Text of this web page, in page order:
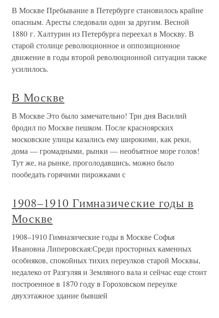
В Москве Пребывание в Петербурге становилось крайне
опасным. Аресты следовали один за другим. Весной
1880 г. Халтурин из Петербурга переехал в Москву. В
старой столице революционное и оппозиционное
движение в годы второй революционной ситуации также
усилилось.
В Москве
В Москве Это было замечательно! Три дня Василий
бродил по Москве пешком. После красноярских
московские улицы казались ему широкими, как реки,
дома — громадными, рынки — необъятное море голов!
Тут же, на рынке, проголодавшись, можно было
пообедать горячими пирожками с
1908–1910 Гимназические годы в
Москве
1908–1910 Гимназические годы в Москве Софья
Ивановна Липеровская:Среди просторных каменных
особняков, спокойных тихих переулков старой Москвы,
недалеко от Разгуляя и Земляного вала и сейчас еще стоит
построенное в 1870 году в Гороховском переулке
двухэтажное здание бывшей